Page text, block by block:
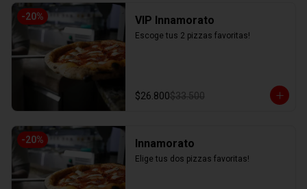
-20% VIP Innamorato
Escoge tus 2 pizzas favoritas!
$26.800$33.500
-20% Innamorato
Elige tus dos pizzas favoritas!